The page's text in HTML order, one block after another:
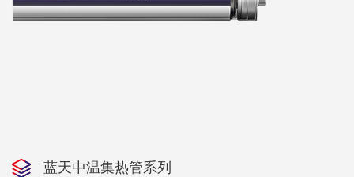
蓝天中温集热管系列